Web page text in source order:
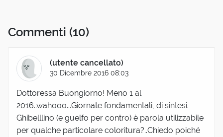
Commenti (10)
(utente cancellato)
30 Dicembre 2016 08:03
Dottoressa Buongiorno! Meno 1 al
2016..wahooo...Giornate fondamentali, di sintesi.
Ghibelllino (e guelfo per contro) è parola utilizzabile
per qualche particolare coloritura?..Chiedo poiché